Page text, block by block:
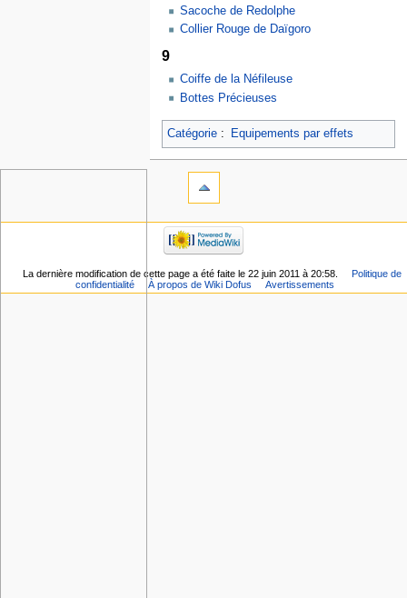
Sacoche de Redolphe
Collier Rouge de Daïgoro
9
Coiffe de la Néfileuse
Bottes Précieuses
Catégorie: Equipements par effets
La dernière modification de cette page a été faite le 22 juin 2011 à 20:58.
Politique de
confidentialité
À propos de Wiki Dofus Avertissements